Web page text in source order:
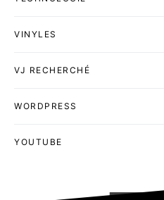
VINYLES
VJ RECHERCHÉ
WORDPRESS
YOUTUBE